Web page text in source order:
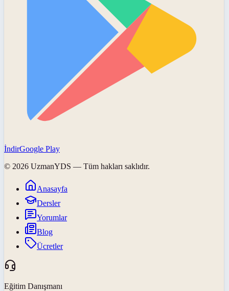
İndirGoogle Play
© 2026 UzmanYDS — Tüm hakları saklıdır.
Anasayfa
Dersler
Yorumlar
Blog
Ücretler
Eğitim Danışmanı